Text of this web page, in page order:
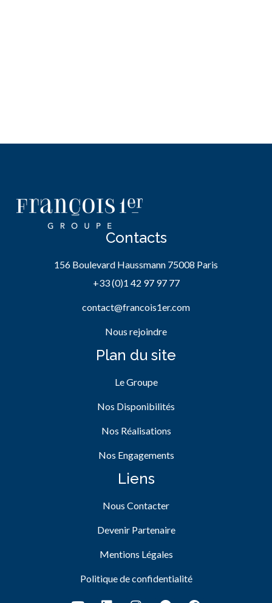
Contacts
156 Boulevard Haussmann 75008 Paris
+33 (0)1 42 97 97 77
contact@francois1er.com
Nous rejoindre
Plan du site
Le Groupe
Nos Disponibilités
Nos Réalisations
Nos Engagements
Liens
Nous Contacter
Devenir Partenaire
Mentions Légales
Politique de confidentialité